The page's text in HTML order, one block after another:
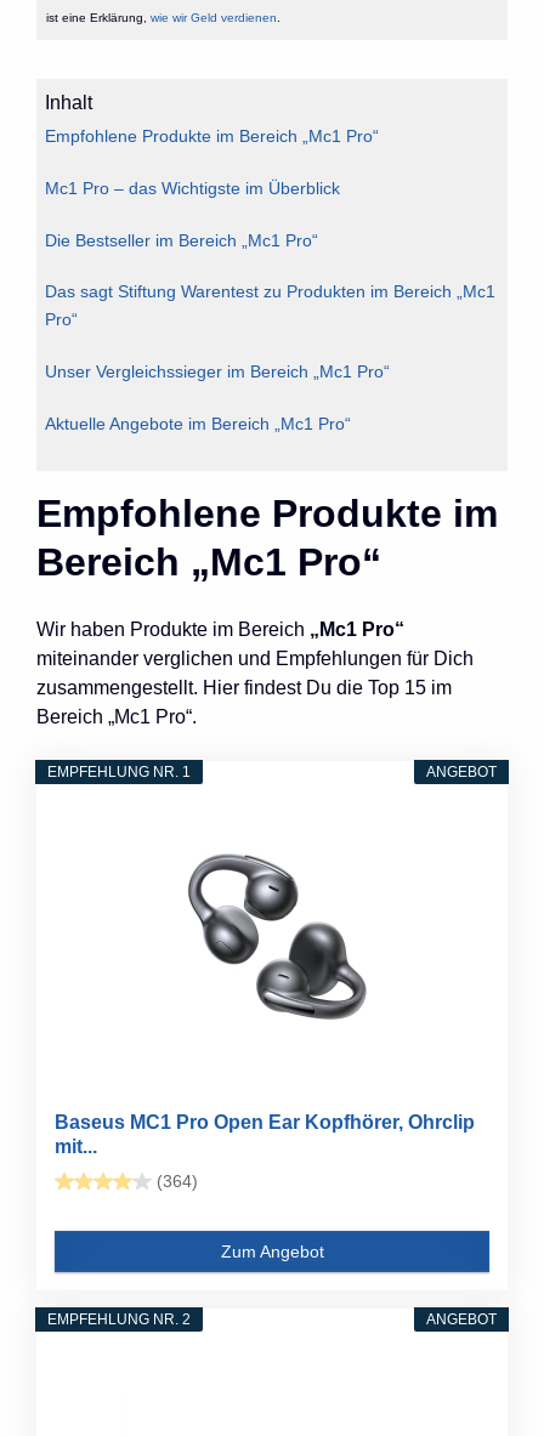
ist eine Erklärung, wie wir Geld verdienen
Inhalt
Empfohlene Produkte im Bereich „Mc1 Pro“
Mc1 Pro – das Wichtigste im Überblick
Die Bestseller im Bereich „Mc1 Pro“
Das sagt Stiftung Warentest zu Produkten im Bereich „Mc1
Pro“
Unser Vergleichssieger im Bereich „Mc1 Pro“
Aktuelle Angebote im Bereich „Mc1 Pro“
Empfohlene Produkte im
Bereich „Mc1 Pro“
Wir haben Produkte im Bereich „Mc1 Pro“
miteinander verglichen und Empfehlungen für Dich
zusammengestellt. Hier findest Du die Top 15 im
Bereich „Mc1 Pro“.
ANGEBOT
EMPFEHLUNG NR. 1
Baseus MC1 Pro Open Ear Kopfhörer, Ohrclip
mit...
(364)
Zum Angebot
ANGEBOT
EMPFEHLUNG NR. 2